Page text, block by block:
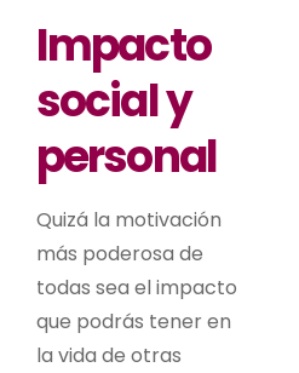
Impacto
social y
personal
Quizá la motivación
más poderosa de
todas sea el impacto
que podrás tener en
la vida de otras